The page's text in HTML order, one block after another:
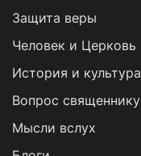
Защита веры
Человек и Церковь
История и культура
Вопрос священнику
Мысли вслух